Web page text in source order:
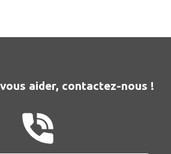
aider, contactez-nous !